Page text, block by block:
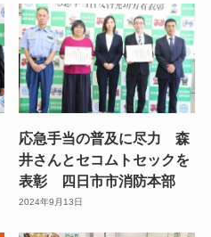
応急手当の普及に尽力 森
井さんとセコムトセックを
表彰 四日市市消防本部
2024年9月13日